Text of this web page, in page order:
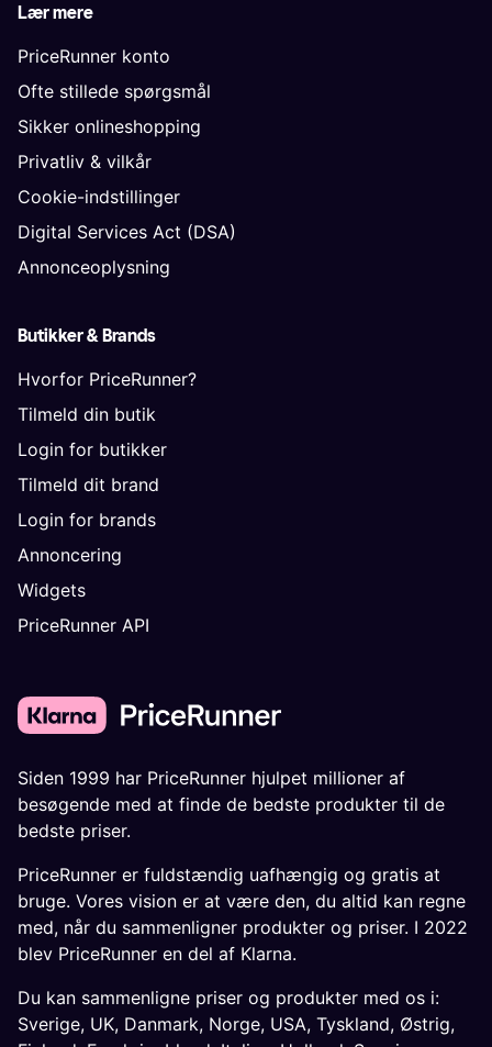
Lær mere
PriceRunner konto
Ofte stillede spørgsmål
Sikker onlineshopping
Privatliv & vilkår
Cookie-indstillinger
Digital Services Act (DSA)
Annonceoplysning
Butikker & Brands
Hvorfor PriceRunner?
Tilmeld din butik
Login for butikker
Tilmeld dit brand
Login for brands
Annoncering
Widgets
PriceRunner API
Siden 1999 har PriceRunner hjulpet millioner af
besøgende med at finde de bedste produkter til de
bedste priser.
PriceRunner er fuldstændig uafhængig og gratis at
bruge. Vores vision er at være den, du altid kan regne
med, når du sammenligner produkter og priser. I 2022
blev PriceRunner en del af Klarna.
Du kan sammenligne priser og produkter med os i:
Sverige, UK, Danmark, Norge, USA, Tyskland, Østrig,